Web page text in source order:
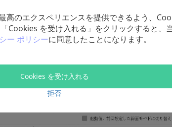
を録画するには、「動画レコーダー」をクリ
高のエクスペリエンスを提供できるよう、
Cookies を受け入れる」をクリックすると、
ー ポリシーに同意したことになります。
Cookies を受け入れる
拒否